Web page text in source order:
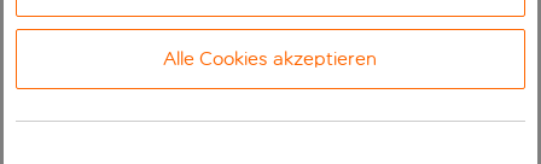
Alle Cookies akzeptieren